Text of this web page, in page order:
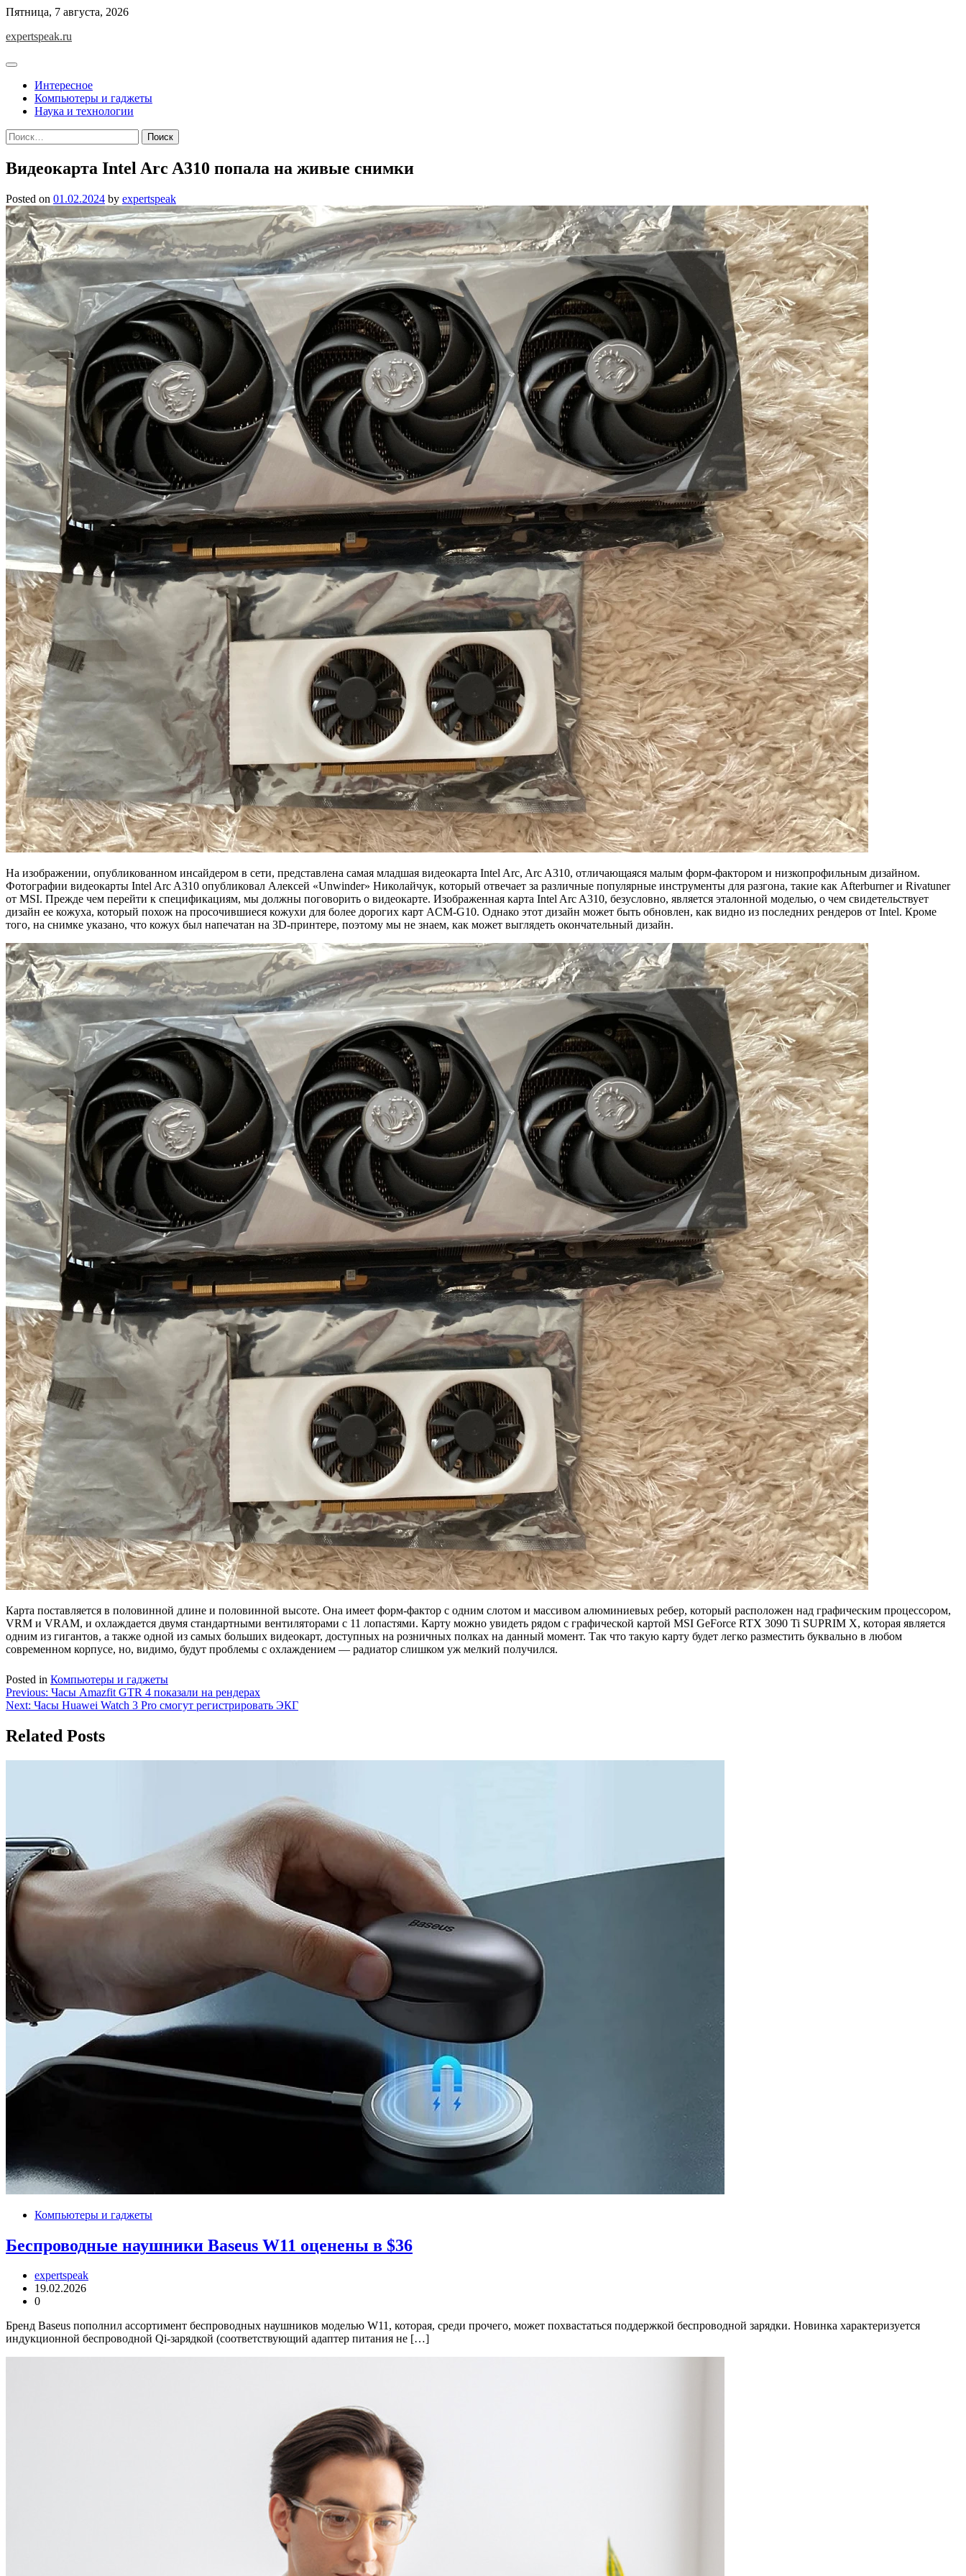
Skip
content
Пятница, 7 августа, 2026
expertspeak.ru
Интересное
Компьютеры и гаджеты
Наука и технологии
Найти:
Видеокарта Intel Arc A310 попала на живые снимки
Posted on 01.02.2024 by expertspeak
На изображении, опубликованном инсайдером в сети, представлена ​​самая младшая видеокарта Intel Arc, Arc A310, отличающаяся малым форм-фактором и низкопрофильным дизайном.
Фотографии видеокарты Intel Arc A310 опубликовал Алексей «Unwinder» Николайчук, который отвечает за различные популярные инструменты для разгона, такие как Afterburner и Rivatuner
от MSI. Прежде чем перейти к спецификациям, мы должны поговорить о видеокарте. Изображенная карта Intel Arc A310, безусловно, является эталонной моделью, о чем свидетельствует
дизайн ее кожуха, который похож на просочившиеся кожухи для более дорогих карт ACM-G10. Однако этот дизайн может быть обновлен, как видно из последних рендеров от Intel. Кроме
того, на снимке указано, что кожух был напечатан на 3D-принтере, поэтому мы не знаем, как может выглядеть окончательный дизайн.
Карта поставляется в половинной длине и половинной высоте. Она имеет форм-фактор с одним слотом и массивом алюминиевых ребер, который расположен над графическим процессором,
VRM и VRAM, и охлаждается двумя стандартными вентиляторами с 11 лопастями. Карту можно увидеть рядом с графической картой MSI GeForce RTX 3090 Ti SUPRIM X, которая является
одним из гигантов, а также одной из самых больших видеокарт, доступных на розничных полках на данный момент. Так что такую карту будет легко разместить буквально в любом
современном корпусе, но, видимо, будут проблемы с охлаждением — радиатор слишком уж мелкий получился.
Posted in Компьютеры и гаджеты
Навигация
по
записям
Previous: Часы Amazfit GTR 4 показали на рендерах
Next: Часы Huawei Watch 3 Pro смогут регистрировать ЭКГ
Related Posts
Компьютеры и гаджеты
Беспроводные наушники Baseus W11 оценены в $36
expertspeak
19.02.2026
0
Бренд Baseus пополнил ассортимент беспроводных наушников моделью W11, которая, среди прочего, может похвастаться поддержкой беспроводной зарядки. Новинка характеризуется
индукционной беспроводной Qi-зарядкой (соответствующий адаптер питания не […]